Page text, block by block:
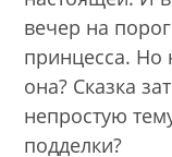
вечер на
принцесса. Но
она? Сказка
непростую
подделки?